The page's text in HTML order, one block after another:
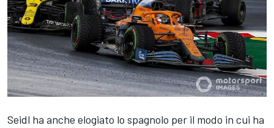
Seidl ha anche elogiato lo spagnolo per il modo in cui ha